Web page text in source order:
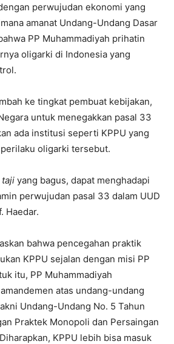
perwujudan ekonomi yang
amanat Undang-Undang Dasar
PP Muhammadiyah prihatin
oligarki di Indonesia yang
ke tingkat pembuat kebijakan,
untuk menegakkan pasal 33
ada institusi seperti KPPU yang
oligarki tersebut.
taji yang bagus, dapat menghadapi
perwujudan pasal 33 dalam UUD
Haedar.
bahwa pencegahan praktik
KPPU sejalan dengan misi PP
itu, PP Muhammadiyah
atas undang-undang
Undang-Undang No. 5 Tahun
Praktek Monopoli dan Persaingan
KPPU lebih bisa masuk